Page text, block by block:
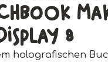
8
holografischen